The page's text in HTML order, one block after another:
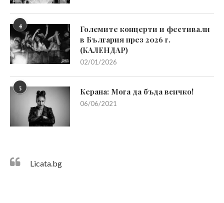
4
Големите концерти и фестивали
в България през 2026 г.
(КАЛЕНДАР)
02/01/2026
5 Керана: Мога да бъда всичко!
06/06/2021
Licata.bg